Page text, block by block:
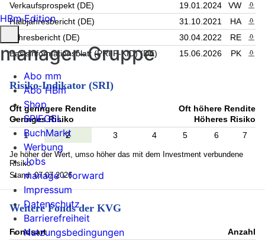
Verkaufsprospekt (DE) 19.01.2024 VW
Halbjahresbericht (DE)
31.10.2021 HA
Jahresbericht (DE)
30.04.2022 RE
Basisinformationsblatt (PRIIP-KID) (DE)
15.06.2026 PK
Risiko-Indikator (SRI)
Oft geringere Rendite
Geringes Risiko
Oft höhere Rendite
Höheres Risiko
1
2 3 4 5 6 7
Je höher der Wert, umso höher das mit dem Investment verbundene
Risiko.
Stand: 07.07.2026
Weitere Fonds der KVG
Fondsart
Anzahl
HBm Edition
manager-Gruppe
Abo mm
Abo HBm
Shop
SPIEGEL
BuchMarkt
Werbung
Jobs
manage › forward
Impressum
Datenschutz
Barrierefreiheit
Nutzungsbedingungen